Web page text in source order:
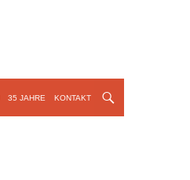
35 JAHRE KONTAKT